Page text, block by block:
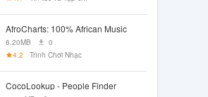
AfroCharts: 100% African Music
6.20MB
0
4.2
Trình Chơi Nhạc
CocoLookup - People Finder